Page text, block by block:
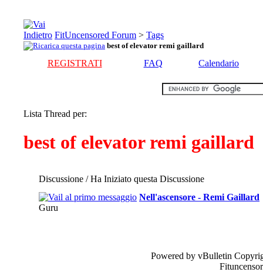
FitUncensored Forum > Tags
best of elevator remi gaillard
REGISTRATI FAQ Calendario
Lista Thread per:
best of elevator remi gaillard
Discussione / Ha Iniziato questa Discussione
Nell'ascensore - Remi Gaillard
Guru
Powered by vBulletin